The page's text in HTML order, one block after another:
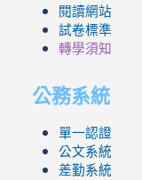
閱讀網站
試卷標準
轉學須知
公務系統
單一認證
公文系統
差勤系統